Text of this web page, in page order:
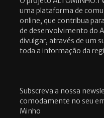
uma plataforma de
online, que contribua
de desenvolvimento do
divulgar, através de um
toda a informação da
Subscreva a nossa
comodamente no seu
Minho